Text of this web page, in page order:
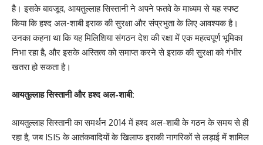
है। इसके बावजूद, आयतुल्लाह सिस्तानी ने अपने फतवे के माध्यम से यह स्पष्ट
किया कि हश्द अल-शाबी इराक की सुरक्षा और संप्रभुता के लिए आवश्यक है।
उनका कहना था कि यह मिलिशिया संगठन देश की रक्षा में एक महत्वपूर्ण भूमिका
निभा रहा है, और इसके अस्तित्व को समाप्त करने से इराक की सुरक्षा को गंभीर
खतरा हो सकता है।
आयतुल्लाह सिस्तानी और हश्द अल-शाबी:
आयतुल्लाह सिस्तानी का समर्थन 2014 में हश्द अल-शाबी के गठन के समय से ही
रहा है, जब ISIS के आतंकवादियों के खिलाफ इराकी नागरिकों से लड़ाई में शामिल